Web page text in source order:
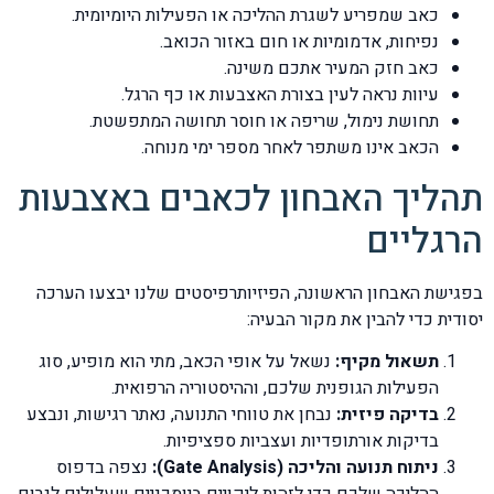
כאב שמפריע לשגרת ההליכה או הפעילות היומיומית.
נפיחות, אדמומיות או חום באזור הכואב.
כאב חזק המעיר אתכם משינה.
עיוות נראה לעין בצורת האצבעות או כף הרגל.
תחושת נימול, שריפה או חוסר תחושה המתפשטת.
הכאב אינו משתפר לאחר מספר ימי מנוחה.
תהליך האבחון לכאבים באצבעות
הרגליים
בפגישת האבחון הראשונה, הפיזיותרפיסטים שלנו יבצעו הערכה
יסודית כדי להבין את מקור הבעיה:
תשאול מקיף: נשאל על אופי הכאב, מתי הוא מופיע, סוג
הפעילות הגופנית שלכם, וההיסטוריה הרפואית.
בדיקה פיזית: נבחן את טווחי התנועה, נאתר רגישות, ונבצע
בדיקות אורתופדיות ועצביות ספציפיות.
ניתוח תנועה והליכה (Gate Analysis):
נצפה בדפוס